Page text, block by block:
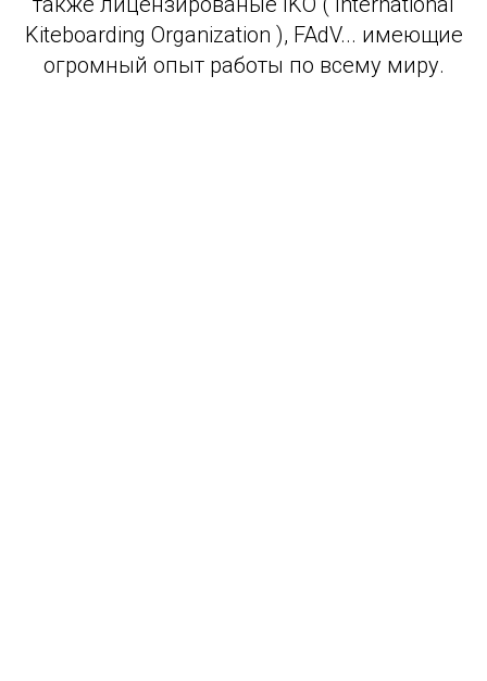
Kiteboarding Organization ), FAdV... имеющие
огромный опыт работы по всему миру.